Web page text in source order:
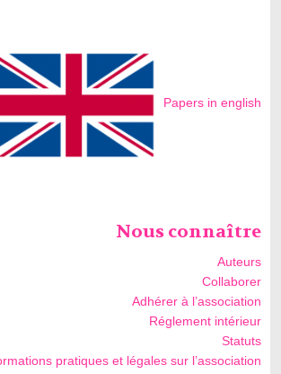
Papers in english
Nous connaître
Auteurs
Collaborer
Adhérer à l’association
Réglement intérieur
Statuts
pratiques et légales sur l’association